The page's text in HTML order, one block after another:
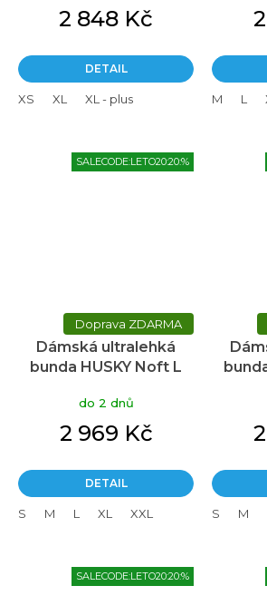
2 848 Kč
DETAIL
XS XL XL - plus M L
SALECODE:LETO20:20:%
ZDARMA
Dámská ultralehká
bunda HUSKY Noft L
do 2 dnů
2 969 Kč
DETAIL
S M L XL XXL S M
SALECODE:LETO20:20:%